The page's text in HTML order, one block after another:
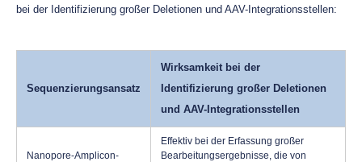
bei der Identifizierung großer Deletionen und AAV-Integrationsstellen:
Sequenzierungsansatz
Wirksamkeit bei der
Identifizierung großer Deletionen
und AAV-Integrationsstellen
Nanopore-Amplicon-
Effektiv bei der Erfassung großer
Bearbeitungsergebnisse, die von